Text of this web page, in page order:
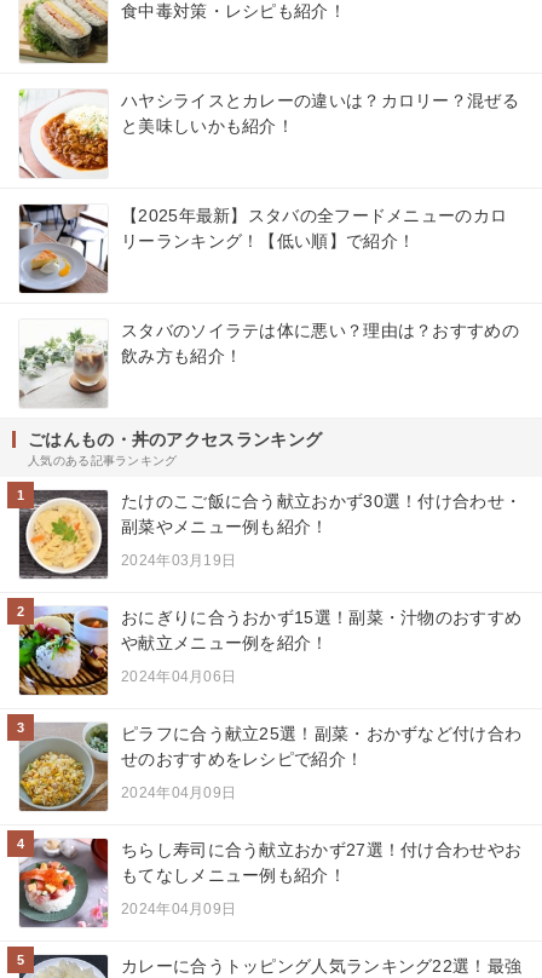
食中毒対策・レシピも紹介！
ハヤシライスとカレーの違いは？カロリー？混ぜる
と美味しいかも紹介！
【2025年最新】スタバの全フードメニューのカロ
リーランキング！【低い順】で紹介！
スタバのソイラテは体に悪い？理由は？おすすめの
飲み方も紹介！
ごはんもの・丼のアクセスランキング
人気のある記事ランキング
1
たけのこご飯に合う献立おかず30選！付け合わせ・
副菜やメニュー例も紹介！
2024年03月19日
2
おにぎりに合うおかず15選！副菜・汁物のおすすめ
や献立メニュー例を紹介！
2024年04月06日
3
ピラフに合う献立25選！副菜・おかずなど付け合わ
せのおすすめをレシピで紹介！
2024年04月09日
4
ちらし寿司に合う献立おかず27選！付け合わせやお
もてなしメニュー例も紹介！
2024年04月09日
5
カレーに合うトッピング人気ランキング22選！最強